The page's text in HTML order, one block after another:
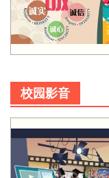
校园影音